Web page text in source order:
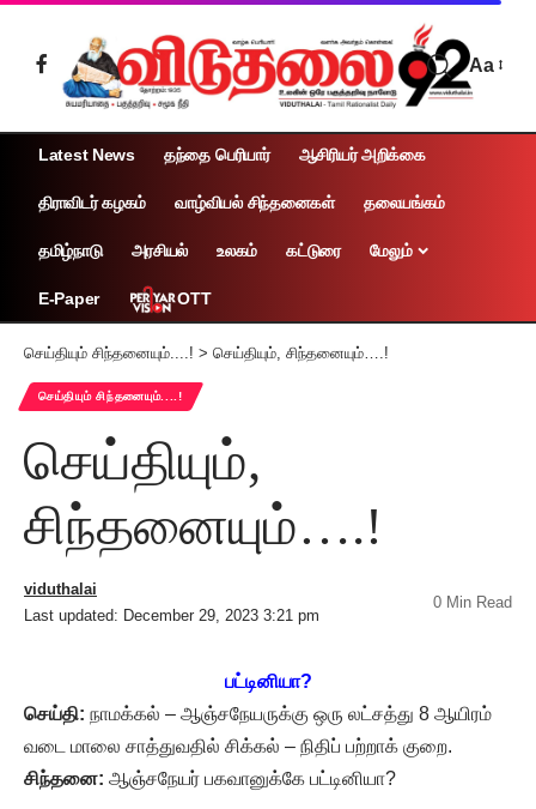
Aa
Latest News தந்தை பெரியார் ஆசிரியர் அறிக்கை
திராவிடர் கழகம் வாழ்வியல் சிந்தனைகள் தலையங்கம்
தமிழ்நாடு அரசியல் உலகம் கட்டுரை மேலும்
E-Paper OTT
செய்தியும் சிந்தனையும்....! > செய்தியும், சிந்தனையும்….!
செய்தியும் சிந்தனையும்....!
செய்தியும்,
சிந்தனையும்….!
Last updated: December 29, 2023 3:21 pm
viduthalai
0 Min Read
பட்டினியா?
செய்தி: நாமக்கல் – ஆஞ்சநேயருக்கு ஒரு லட்சத்து 8 ஆயிரம்
வடை மாலை சாத்துவதில் சிக்கல் – நிதிப் பற்றாக் குறை.
சிந்தனை: ஆஞ்சநேயர் பகவானுக்கே பட்டினியா?